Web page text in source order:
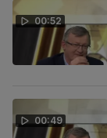
00:52
00:49